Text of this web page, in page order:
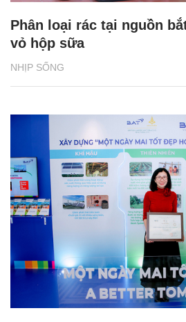
NHỊP SỐNG
Phân loại rác tại nguồn
vỏ hộp sữa